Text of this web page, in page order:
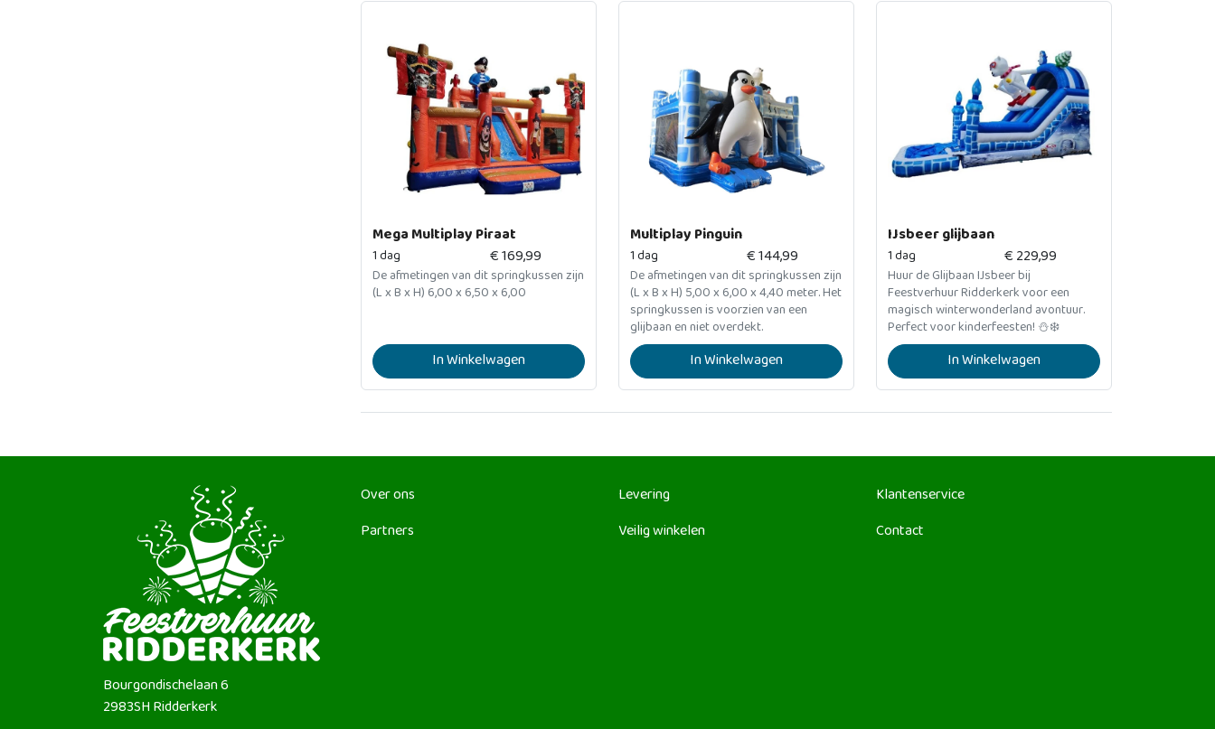
Mega Multiplay Piraat
1 dag €169,99
De afmetingen van dit springkussen zijn
(L x B x H) 6,00 x 6,50 x 6,00
In Winkelwagen
Multiplay Pinguin
1 dag €144,99
De afmetingen van dit springkussen zijn
(L x B x H) 5,00 x 6,00 x 4,40 meter. Het
springkussen is voorzien van een
glijbaan en niet overdekt.
In Winkelwagen
IJsbeer glijbaan
1 dag €229,99
Huur de Glijbaan IJsbeer bij
Feestverhuur Ridderkerk voor een
magisch winterwonderland avontuur.
Perfect voor kinderfeesten! ⛄❄️
In Winkelwagen
Bourgondischelaan 6
2983SHRidderkerk
Over ons
Partners
Levering
Veilig winkelen
Klantenservice
Contact